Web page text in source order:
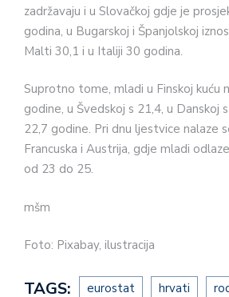
zadržavaju i u Slovačkoj gdje je
godina, u Bugarskoj i Španjolskoj
Malti 30,1 i u Italiji 30 godina.
Suprotno tome, mladi u Finskoj kuću
godine, u Švedskoj s 21,4, u Danskoj
22,7 godine. Pri dnu ljestvice nalaze
Francuska i Austrija, gdje mladi
od 23 do 25.
mšm
Foto: Pixabay, ilustracija
TAGS: eurostat hrvati